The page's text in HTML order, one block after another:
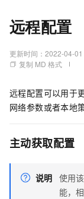
远程配置
更新时间： 2022-04-
复制 MD 格式
远程配置可以用于
网络参数或者本地
主动获取配置
说明 使用
能，